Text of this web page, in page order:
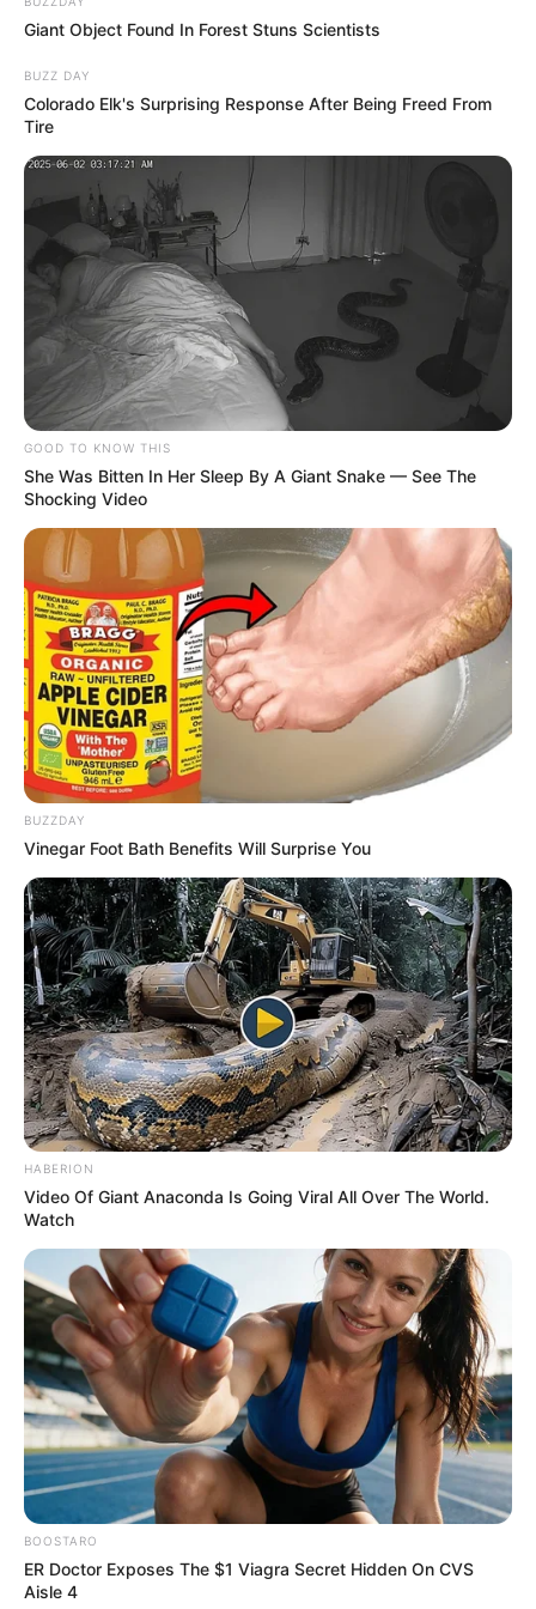
--ad5
🍂 Drama sensível com pano de fundo outonal
Ambientada em cenários que evocam
, a
trama acompanhaRyu Eun-jung (Kim Go-eun)
televisão, e sua amiga de infânciaCheon Sang-yeon (Park Ji-
hyun), que se reencontram após anos de afastamento.
🤝 Reencontro marcado por um dilema Eun-jung e Sang-yeon
cresceram lado a lado, mas seguiram caminhos distintos na vida
adulta.
-G
O reencontro acontece em circunstâncias dolorosas: Sang-
yeon, agora uma produtora de sucesso, enfrenta um câncer
terminal e considera a eutanásia.
diante de uma difícil decisão— apoiar a amiga em sua escolha
⏳ Narrativa entre passado e presente
A série alterna linhas temporais para mostrar a construção da
amizadedesde a infância, passando por conflitos na adolescência
e pelo distanciamento na vida adulta.
Giant Object Found In Forest Stuns Scientists
BUZZ DAY
Colorado Elk's Surprising Response After Being Freed From
Tire
GOOD TO KNOW THIS
She Was Bitten In Her Sleep By A Giant Snake — See The
Shocking Video
BUZZDAY
Vinegar Foot Bath Benefits Will Surprise You
HABERION
Video Of Giant Anaconda Is Going Viral All Over The World.
Watch
BOOSTARO
ER Doctor Exposes The $1 Viagra Secret Hidden On CVS
Aisle 4